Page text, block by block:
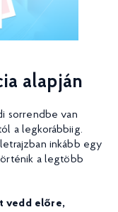
alapján
sorrendbe van
a legkorábbiig.
inkább egy
a legtöbb
vedd előre,